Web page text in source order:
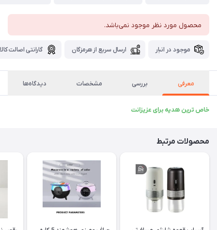
محصول مورد نظر موجود نمی‌باشد.
موجود در انبار ارسال سریع از هرمزگان گارانتی اصالت کالا
معرفی بررسی مشخصات دیدگاه‌ها
خاص ترین هدیه برای عزیزانت
محصولات مرتبط